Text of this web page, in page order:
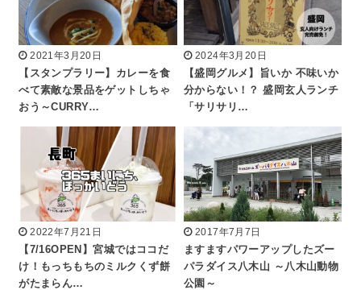
2021年3月20日
【スタンプラリー】カレーを食
べて素敵な景品をゲットしちゃ
おう～CURRY…
2024年3月20日
【盛岡グルメ】旨いか 不味いか
分からない！？ 盛岡玄人ランチ
「サリサリ…
2022年7月21日
【7/16OPEN】宮城ではココだ
け！もっちもちのミルクくず餅
がたまらん…
2017年7月7日
ますますパワーアップしたズー
パラダイス八木山 ～八木山動物
公園～